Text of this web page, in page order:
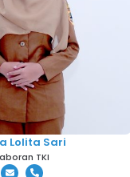
Lolita Sari
TKI